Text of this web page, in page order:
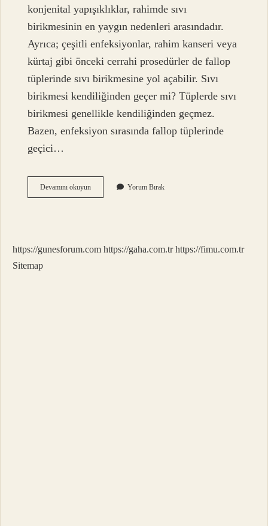
konjenital yapışıklıklar, rahimde sıvı
birikmesinin en yaygın nedenleri arasındadır.
Ayrıca; çeşitli enfeksiyonlar, rahim kanseri veya
kürtaj gibi önceki cerrahi prosedürler de fallop
tüplerinde sıvı birikmesine yol açabilir. Sıvı
birikmesi kendiliğinden geçer mi? Tüplerde sıvı
birikmesi genellikle kendiliğinden geçmez.
Bazen, enfeksiyon sırasında fallop tüplerinde
geçici…
Devamını okuyunRahimde
Sıvı
Mi
Yorum Bırak
https://gunesforum.com https://gaha.com.tr https://fimu.com.tr
Sitemap